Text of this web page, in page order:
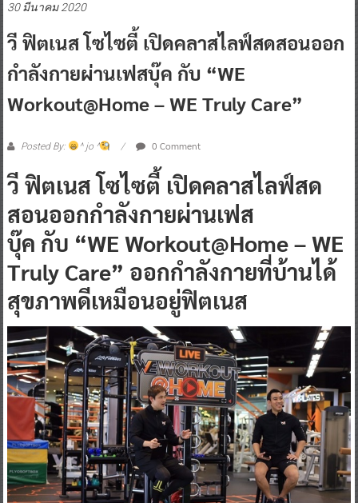
30 มีนาคม 2020
วี ฟิตเนส โซไซตี้ เปิดคลาสไลฟ์สดสอนออก
กำลังกายผ่านเฟสบุ๊ค กับ “WE
Workout@Home – WE Truly Care”
Posted By: ^ jo ^ 0 Comment
วี ฟิตเนส โซไซตี้ เปิดคลาสไลฟ์สด
สอนออกกำลังกายผ่านเฟส
บุ๊ค กับ “WE Workout@Home – WE
Truly Care” ออกกำลังกายที่บ้านได้
สุขภาพดีเหมือนอยู่ฟิตเนส